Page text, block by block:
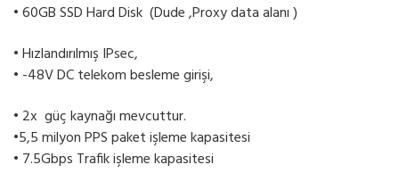
• 60GB SSD Hard Disk (Dude ,Proxy data alanı )
• Hızlandırılmış IPsec,
• -48V DC telekom besleme girişi,
• 2x güç kaynağı mevcuttur.
•5,5 milyon PPS paket işleme kapasitesi
• 7.5Gbps Trafik işleme kapasitesi